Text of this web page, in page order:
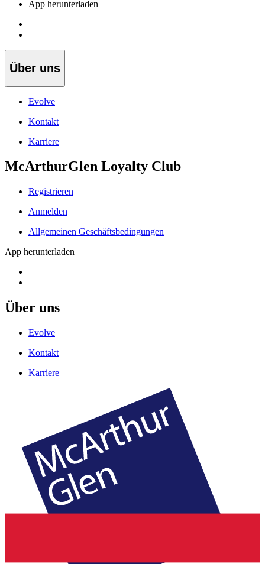
App herunterladen
Über uns
Evolve
Kontakt
Karriere
McArthurGlen Loyalty Club
Registrieren
Anmelden
Allgemeinen Geschäftsbedingungen
App herunterladen
Über uns
Evolve
Kontakt
Karriere